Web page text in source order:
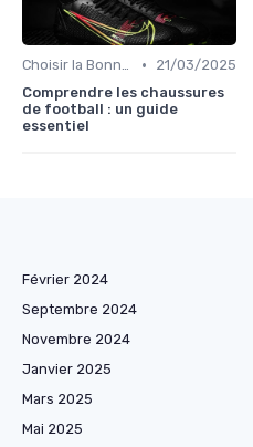
Choisir la Bonne Taille •
21/03/2025
Comprendre les chaussures
de football : un guide
essentiel
Février 2024
Septembre 2024
Novembre 2024
Janvier 2025
Mars 2025
Mai 2025